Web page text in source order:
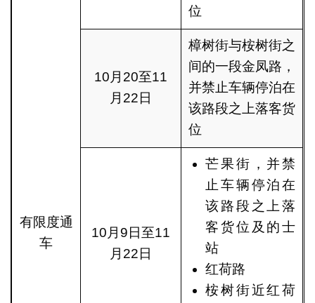
有限度通
车
位
10月20至11
月22日
樟树街与桉树街之
间的一段金凤路，
并禁止车辆停泊在
该路段之上落客货
位
10月9日至11
月22日
芒果街，并禁
止车辆停泊在
该路段之上落
客货位及的士
站
红荷路
桉树街近红荷